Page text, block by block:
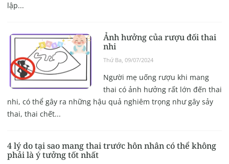
lập...
Ảnh hưởng của rượu đối thai
nhi
Thứ Ba, 09/07/2024
Người mẹ uống rượu khi mang
thai có ảnh hưởng rất lớn đến thai
nhi, có thể gây ra những hậu quả nghiêm trọng như gây sảy
thai, thai chết...
4 lý do tại sao mang thai trước hôn nhân có thể không
phải là ý tưởng tốt nhất